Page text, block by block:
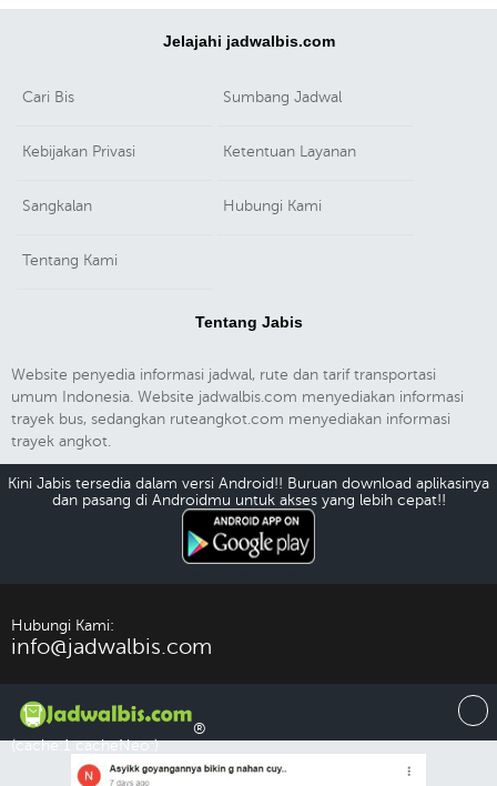
Jelajahi jadwalbis.com
Cari Bis Sumbang Jadwal
Kebijakan Privasi Ketentuan Layanan
Sangkalan Hubungi Kami
Tentang Kami
Tentang Jabis
Website penyedia informasi jadwal, rute dan tarif transportasi
umum Indonesia. Website jadwalbis.com menyediakan informasi
trayek bus, sedangkan ruteangkot.com menyediakan informasi
trayek angkot.
Kini Jabis tersedia dalam versi Android!! Buruan download aplikasinya
dan pasang di Androidmu untuk akses yang lebih cepat!!
Hubungi Kami:
info@jadwalbis.com
®
(cache:1 cacheNeo:)